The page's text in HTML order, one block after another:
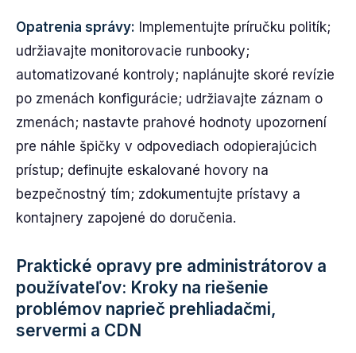
Opatrenia správy: Implementujte príručku politík;
udržiavajte monitorovacie runbooky;
automatizované kontroly; naplánujte skoré revízie
po zmenách konfigurácie; udržiavajte záznam o
zmenách; nastavte prahové hodnoty upozornení
pre náhle špičky v odpovediach odopierajúcich
prístup; definujte eskalované hovory na
bezpečnostný tím; zdokumentujte prístavy a
kontajnery zapojené do doručenia.
Praktické opravy pre administrátorov a
používateľov: Kroky na riešenie
problémov naprieč prehliadačmi,
servermi a CDN